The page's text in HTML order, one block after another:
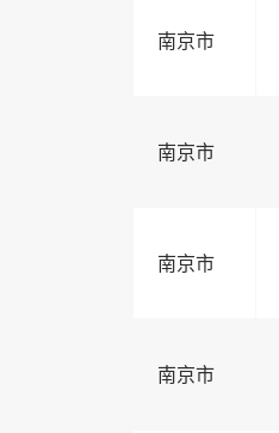
南京市
南京市
南京市
南京市